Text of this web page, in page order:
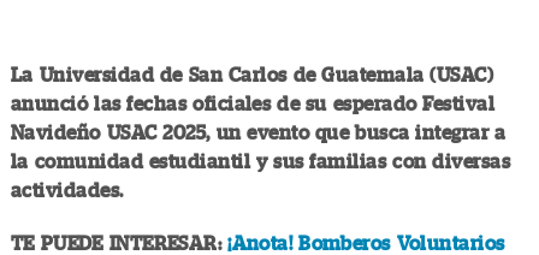
La Universidad de San Carlos de Guatemala (USAC)
anunció las fechas oficiales de su esperado Festival
Navideño USAC 2025, un evento que busca integrar a
la comunidad estudiantil y sus familias con diversas
actividades.
TE PUEDE INTERESAR:¡Anota! Bomberos Voluntarios